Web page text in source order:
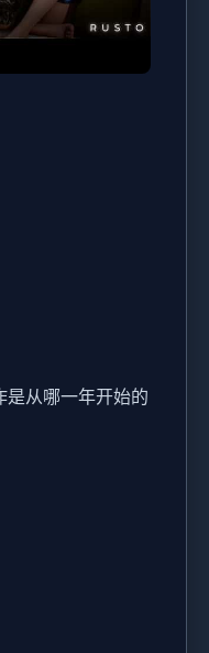
是从哪一年开始的